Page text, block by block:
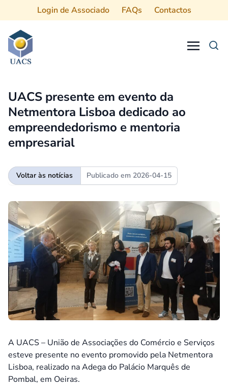
Login de Associado FAQs Contactos
UACS presente em evento da
Netmentora Lisboa dedicado ao
empreendedorismo e mentoria
empresarial
Voltar às notícias Publicado em 2026-04-15
A UACS – União de Associações do Comércio e Serviços
esteve presente no evento promovido pela Netmentora
Lisboa, realizado na Adega do Palácio Marquês de
Pombal, em Oeiras.